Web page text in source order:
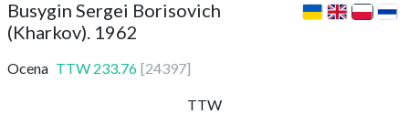
Busygin Sergei Borisovich
(Kharkov). 1962
Ocena TTW 233.76 [24397]
TTW